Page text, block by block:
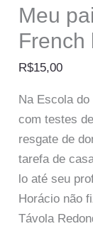
Meu
French
R$15,00
Na Escola
com testes
resgate de
tarefa de
lo até seu
Horácio não
Távola